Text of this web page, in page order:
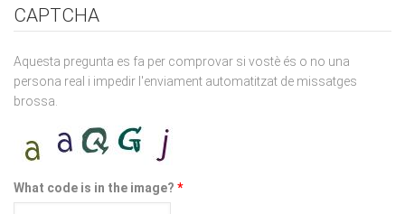
Aquesta pregunta es fa per comprovar si vostè és o no una
brossa.
What code is in the image?
Enter the characters shown in the image.